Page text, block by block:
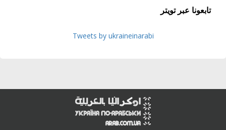
تابعونا عبر تويتر
Tweets by ukraineinarabi